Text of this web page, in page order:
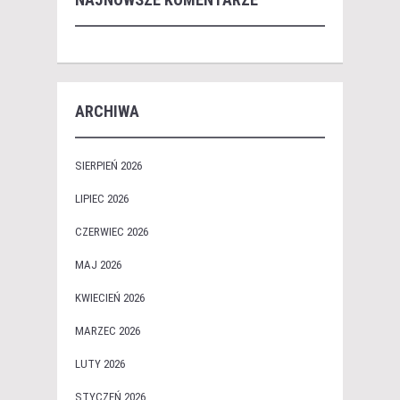
ARCHIWA
SIERPIEŃ 2026
LIPIEC 2026
CZERWIEC 2026
MAJ 2026
KWIECIEŃ 2026
MARZEC 2026
LUTY 2026
STYCZEŃ 2026